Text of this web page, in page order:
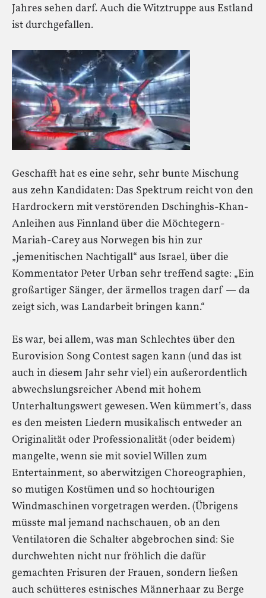
Jahres sehen darf. Auch die Witztruppe aus Estland
ist durchgefallen.
Geschafft hat es eine sehr, sehr bunte Mischung
aus zehn Kandidaten: Das Spektrum reicht von den
Hardrockern mit verstörenden Dschinghis-Khan-
Anleihen aus Finnland über die Möchtegern-
Mariah-Carey aus Norwegen bis hin zur
„jemenitischen Nachtigall“ aus Israel, über die
Kommentator Peter Urban sehr treffend sagte: „Ein
großartiger Sänger, der ärmellos tragen darf — da
zeigt sich, was Landarbeit bringen kann.“
Es war, bei allem, was man Schlechtes über den
Eurovision Song Contest sagen kann (und das ist
auch in diesem Jahr sehr viel) ein außerordentlich
abwechslungsreicher Abend mit hohem
Unterhaltungswert gewesen. Wen kümmert’s, dass
es den meisten Liedern musikalisch entweder an
Originalität oder Professionalität (oder beidem)
mangelte, wenn sie mit soviel Willen zum
Entertainment, so aberwitzigen Choreographien,
so mutigen Kostümen und so hochtourigen
Windmaschinen vorgetragen werden. (Übrigens
müsste mal jemand nachschauen, ob an den
Ventilatoren die Schalter abgebrochen sind: Sie
durchwehten nicht nur fröhlich die dafür
gemachten Frisuren der Frauen, sondern ließen
auch schütteres estnisches Männerhaar zu Berge